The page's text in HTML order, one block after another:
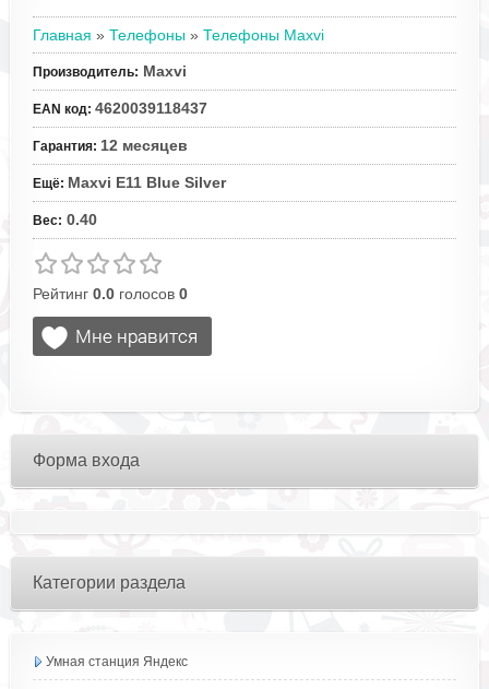
Главная » Телефоны » Телефоны Maxvi
Производитель: Maxvi
EAN код: 4620039118437
Гарантия: 12 месяцев
Ещё: Maxvi E11 Blue Silver
Вес: 0.40
Рейтинг 0.0голосов 0
Форма входа
Категории раздела
Умная станция Яндекс